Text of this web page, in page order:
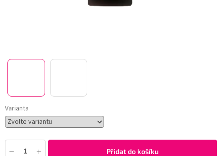
Varianta
Přidat do košíku